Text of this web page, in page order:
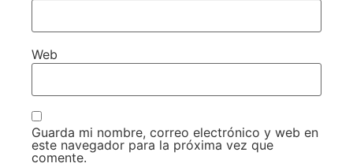
Web
Guarda mi nombre, correo electrónico y web en
este navegador para la próxima vez que
comente.